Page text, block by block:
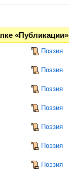
«Публикации»
Поэзия
Поэзия
Поэзия
Поэзия
Поэзия
Поэзия
Поэзия